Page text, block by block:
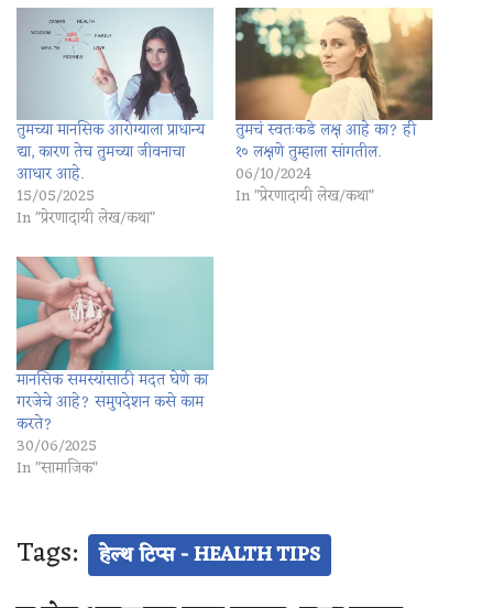
तुमच्या मानसिक आरोग्याला प्राधान्य
द्या, कारण तेच तुमच्या जीवनाचा
आधार आहे.
15/05/2025
In "प्रेरणादायी लेख/कथा"
तुमचं स्वतःकडे लक्ष आहे का? ही
१० लक्षणे तुम्हाला सांगतील.
06/10/2024
In "प्रेरणादायी लेख/कथा"
मानसिक समस्यांसाठी मदत घेणे का
गरजेचे आहे? समुपदेशन कसे काम
करते?
30/06/2025
In "सामाजिक"
Tags: हेल्थ टिप्स - HEALTH TIPS